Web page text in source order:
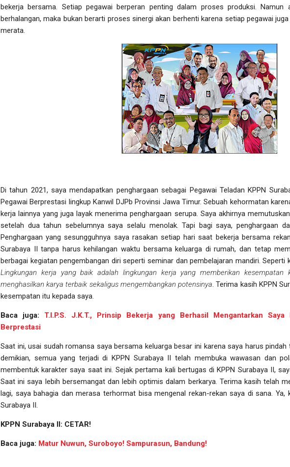
bekerja bersama. Setiap pegawai berperan penting dalam proses produksi. Namun
berhalangan, maka bukan berarti proses sinergi akan berhenti karena setiap pegawai
merata.
Di tahun 2021, saya mendapatkan penghargaan sebagai Pegawai Teladan KPPN
Pegawai Berprestasi lingkup Kanwil DJPb Provinsi Jawa Timur. Sebuah kehormatan
kerja lainnya yang juga layak menerima penghargaan serupa. Saya akhirnya
setelah dua tahun sebelumnya saya selalu menolak. Tapi bagi saya, penghargaan
Penghargaan yang sesungguhnya saya rasakan setiap hari saat bekerja bersama
Surabaya II tanpa harus kehilangan waktu bersama keluarga di rumah, dan tetap
berbagai kegiatan pengembangan diri seperti seminar dan pembelajaran mandiri. Seperti
Lingkungan kerja yang baik adalah lingkungan kerja yang memberikan kesempatan
menghasilkan karya terbaik sekaligus mengembangkan potensinya. Terima kasih KPPN
kesempatan itu kepada saya.
Baca juga: T.I.P.S. J.K.T., Prinsip Bekerja yang Berhasil Mengantarkan Saya
Berprestasi
Saat ini, usai sudah romansa saya bersama keluarga besar ini karena saya harus pindah
demikian, semua yang terjadi di KPPN Surabaya II telah membuka wawasan dan
membentuk karakter saya saat ini. Sejak pertama kali bertugas di KPPN Surabaya II,
Saat ini saya lebih bersemangat dan lebih optimis dalam berkarya. Terima kasih telah
lagi, saya bahagia dan merasa terhormat bisa mengenal rekan-rekan saya di sana. Ya,
Surabaya II.
KPPN Surabaya II: CETAR!
Baca juga: Matur Nuwun, Suroboyo! Sampurasun, Bandung!